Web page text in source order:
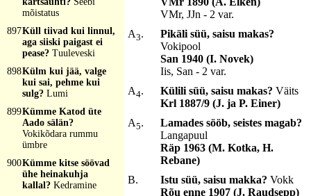
mõistatus
897Küll tiivad kui linnul,
aga siiski paigast ei
pease? Tuuleveski
898Külm kui jää, valge
kui sai, pehme kui
sulg? Lumi
899Kümme Katod üte
Aado sälän?
Vokikõdara rummu
ümbre
900Kümme kitse söövad
ühe heinakuhja
kallal? Kedramine
VMr, JJn - 2 var.
A3.
Pikäli süü, saisu makas?
Vokipool
San 1940 (I. Novek)
Iis, San - 2 var.
A4. Külili süü, saisu makas?Väits
Krl 1887/9 (J. ja P. Einer)
A5.
Lamades sööb, seistes magab?
Langapuul
Räp 1963 (M. Kotka, H.
Rebane)
B.
Istu süü, saisu makka?Vokk
Rõu enne 1907 (J. Raudsepp)